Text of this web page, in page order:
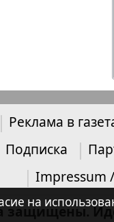
Реклама в
Подписка
Impressum
защищены.
на